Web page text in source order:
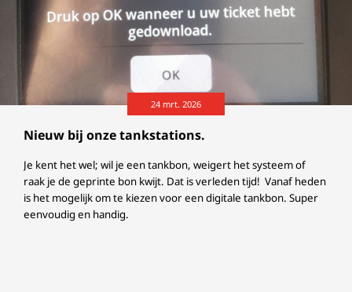
Nieuw bij onze tankstations.
24 mrt. 2026
Je kent het wel; wil je een tankbon, weigert het systeem of
raak je de geprinte bon kwijt. Dat is verleden tijd! Vanaf heden
is het mogelijk om te kiezen voor een digitale tankbon. Super
eenvoudig en handig.